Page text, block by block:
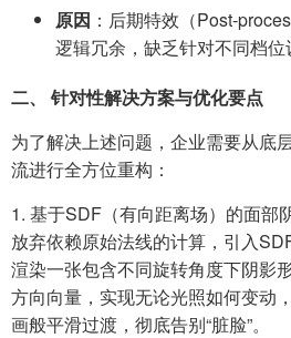
原因 ：后期特效（Post-
逻辑冗余，缺乏针对不同档位
二、 针对性解决方案与优化要点
为了解决上述问题，企业需要从底
流进行全方位重构：
1. 基于SDF（有向距离场）的面部
放弃依赖原始法线的计算，引入
渲染一张包含不同旋转角度下阴影
方向向量，实现无论光照如何变动
画般平滑过渡，彻底告别“脏脸”。